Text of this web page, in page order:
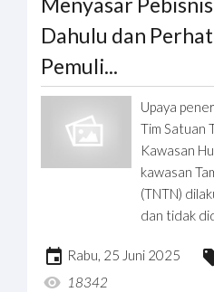
Dahulu dan
Pemuli...
Upaya
Tim Satuan
Kawasan
kawasan
(TNTN)
dan tidak
Rabu, 25 Juni 2025
18342